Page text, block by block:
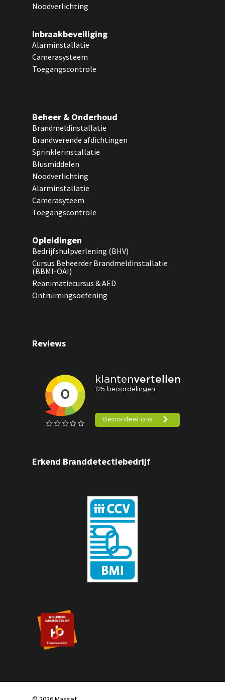
Noodverlichting
Inbraakbeveiliging
Alarminstallatie
Camerasysteem
Toegangscontrole
Beheer & Onderhoud
Brandmeldinstallatie
Brandwerende afdichtingen
Sprinklerinstallatie
Blusmiddelen
Noodverlichting
Alarminstallatie
Camerasyteem
Toegangscontrole
Opleidingen
Bedrijfshulpverlening (BHV)
Cursus Beheerder Brandmeldinstallatie
(BBMI-OAI)
Reanimatiecursus & AED
Ontruimingsoefening
Reviews
Erkend Branddetectiebedrijf